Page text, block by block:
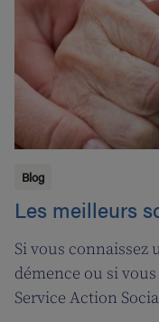
encore mieux
Blog
Les meilleurs
Si vous connaissez
démence ou si
Service Action